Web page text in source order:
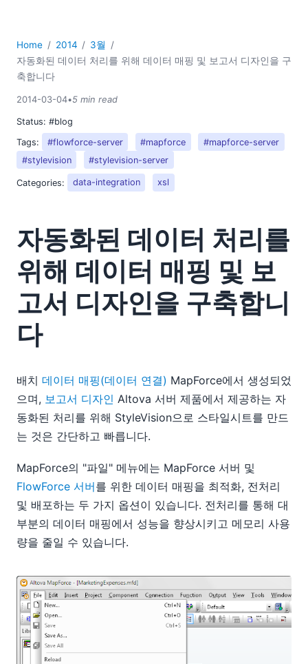
Home 2014
3월
자동화된 데이터 처리를 위해 데이터 매핑 및 보고서 디자인을 구
축합니다
2014-03-04•5 min read
Status: #blog
Tags:
#flowforce-server #mapforce
#mapforce-server
#stylevision
#stylevision-server
Categories: data-integration xsl
자동화된 데이터 처리를
위해 데이터 매핑 및 보
고서 디자인을 구축합니
다
배치 데이터 매핑(데이터 연결) MapForce에서 생성되었
으며, 보고서 디자인 Altova 서버 제품에서 제공하는 자
동화된 처리를 위해 StyleVision으로 스타일시트를 만드
는 것은 간단하고 빠릅니다.
MapForce의 "파일" 메뉴에는 MapForce 서버 및
FlowForce 서버를 위한 데이터 매핑을 최적화, 전처리
및 배포하는 두 가지 옵션이 있습니다. 전처리를 통해 대
부분의 데이터 매핑에서 성능을 향상시키고 메모리 사용
량을 줄일 수 있습니다.